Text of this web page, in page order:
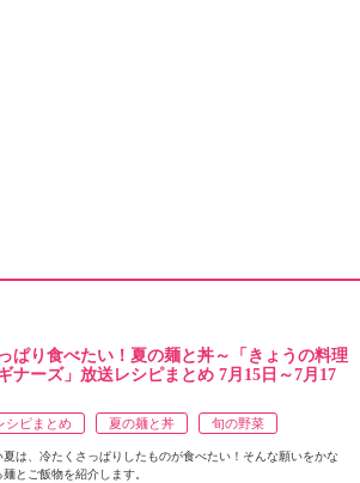
ぱり食べたい！夏の麺と丼～「きょうの料理
ナーズ」放送レシピまとめ 7月15日～7月17
シピまとめ 夏の麺と丼 旬の野菜
夏は、冷たくさっぱりしたものが食べたい！そんな願いをかな
麺とご飯物を紹介します。